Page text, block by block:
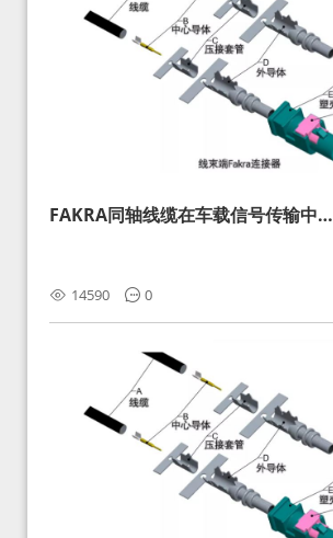
FAKRA同轴线缆在车载信号传输中的
14590 0